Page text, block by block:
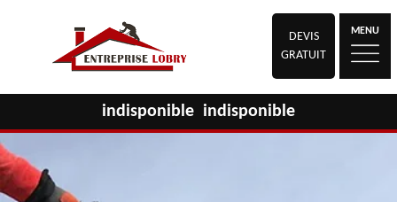
DEVIS
GRATUIT
MENU
indisponible indisponible